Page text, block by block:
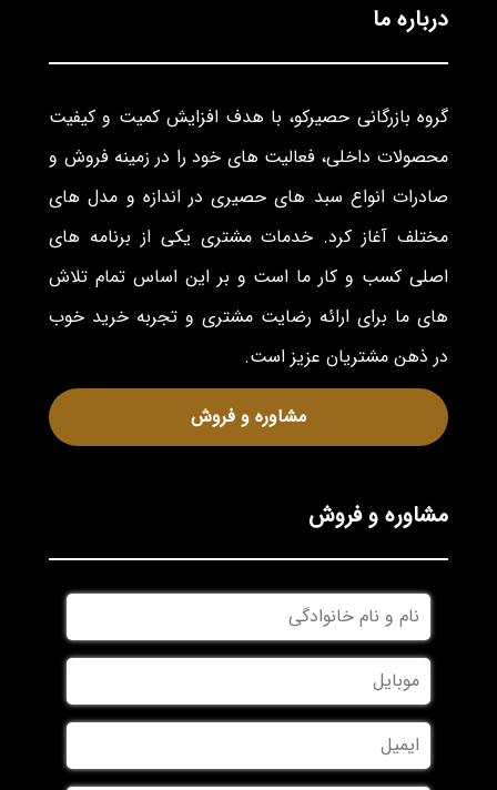
درباره ما
گروه بازرگانی حصیرکو، با هدف افزایش کمیت و کیفیت
محصولات داخلی، فعالیت های خود را در زمینه فروش و
صادرات انواع سبد های حصیری در اندازه و مدل های
مختلف آغاز کرد. خدمات مشتری یکی از برنامه های
اصلی کسب و کار ما است و بر این اساس تمام تلاش
های ما برای ارائه رضایت مشتری و تجربه خرید خوب
در ذهن مشتریان عزیز است.
مشاوره و فروش
مشاوره و فروش
نام
و
نام
خانوادگی
موبایل
ایمیل